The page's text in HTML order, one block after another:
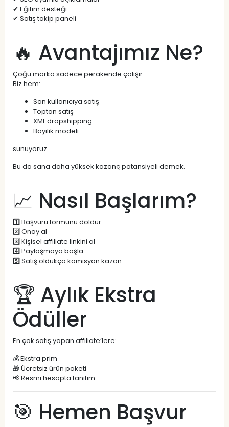
✔ Eğitim desteği
✔ Satış takip paneli
🔥 Avantajımız Ne?
Çoğu marka sadece perakende çalışır.
Biz hem:
Son kullanıcıya satış
Toptan satış
XML dropshipping
Bayilik modeli
sunuyoruz.
Bu da sana daha yüksek kazanç potansiyeli demek.
📈 Nasıl Başlarım?
1️⃣ Başvuru formunu doldur
2️⃣ Onay al
3️⃣ Kişisel affiliate linkini al
4️⃣ Paylaşmaya başla
5️⃣ Satış oldukça komisyon kazan
🏆 Aylık Ekstra
Ödüller
En çok satış yapan affiliate’lere:
💰 Ekstra prim
🎁 Ücretsiz ürün paketi
📢 Resmi hesapta tanıtım
🎯 Hemen Başvur